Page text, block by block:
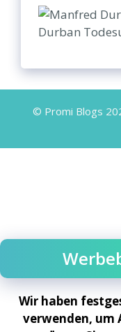
Durban
© Promi Blogs
Wir haben
verwenden, um